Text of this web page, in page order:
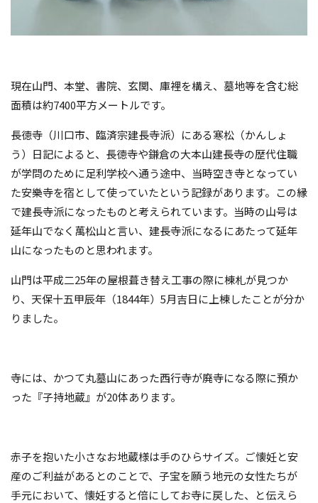
現在山門、本堂、書院、玄関、庫裡を構え、墓地等を含む総
面積は約7400平方メートルです。
長徳寺（川口市、臨済宗建長寺派）にある寒松（かんしょ
う）日記によると、長徳寺や鎌倉の大本山建長寺の歴代住職
が学問のために足利学校へ通う途中、当時空き寺となってい
た安樂寺を宿として使っていたという記録があります。この縁
で建長寺派になったものと考えられています。当時の山号は
延年山でなく萬松山と言い、建長寺派になるにあたって延年
山になったものと思われます。
山門は平成二25年の屋根葺き替え工事の際に棟札が見つか
り、天保十五甲辰年（1844年） 5月吉日に上棟したことが分か
りました。
寺には、かつて丸墓山にあった西行寺が廃寺になる際に預か
った『子持地蔵』が20体あります。
赤子を抱いた小さなお地蔵様は手のひらサイズ。ご懐妊と安
産のご利益があるとのことで、子宝を願う地元の女性たちが
手元において、懐妊すると倍にしてお寺に戻した、と伝えら